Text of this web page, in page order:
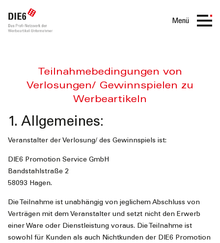
Menü
Teilnahmebedingungen
Media
Gewinnspiel
Teilnahmebedingungen von
Verlosungen/ Gewinnspielen zu
Werbeartikeln
1. Allgemeines:
Veranstalter der Verlosung/ des Gewinnspiels ist:
DIE6 Promotion Service GmbH
Bandstahlstraße 2
58093 Hagen.
Die Teilnahme ist unabhängig von jeglichem Abschluss von
Verträgen mit dem Veranstalter und setzt nicht den Erwerb
einer Ware oder Dienstleistung voraus. Die Teilnahme ist
sowohl für Kunden als auch Nichtkunden der DIE6 Promotion